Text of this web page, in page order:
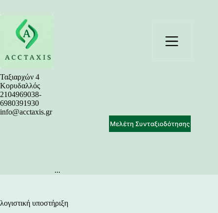
περιεχόμενο
Ταξιαρχών 4
Κορυδαλλός
2104969038-
6980391930
info@acctaxis.gr
...
Μελέτη Συνταξιοδότησης
λογιστική υποστήριξη